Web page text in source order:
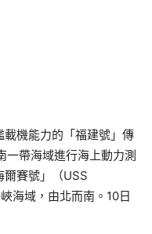
載機能力的「福建號」傳
一帶海域進行海上動力測
賽號」（USS
海域，由北而南。10日